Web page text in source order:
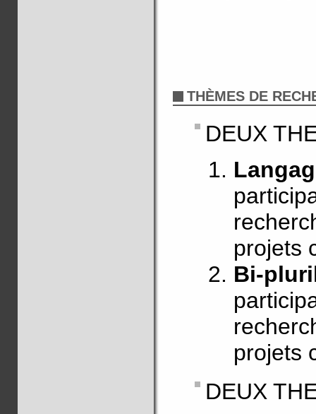
THÈMES DE
DEUX
projets
Bi-
projets
DEUX